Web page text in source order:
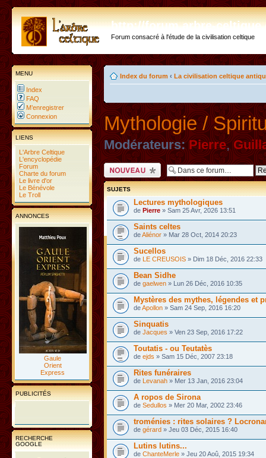
http://forum.arbre-
Forum consacré à l'étude de la civilisation celtique
MENU
Index
FAQ
M’enregistrer
Connexion
LIENS
L'Arbre Celtique
L'encyclopédie
Forum
Charte du forum
Le livre d'or
Le Bénévole
Le Troll
ANNONCES
Gaule
Orient
Express
PUBLICITÉS
RECHERCHE
GOOGLE
Index du forum ‹ La civilisation celtique
Mythologie /
Modérateurs: Pierre,
Ecrire un nouveau
sujet
SUJETS
Lectures mythologiques
de Pierre » Sam 25 Avr, 2026 13:51
Saints celtes
deAliénor » Mar 28 Oct, 2014 20:23
Sucellos
de LE CREUSOIS » Dim 18 Déc, 2016 22:33
Bean Sidhe
de gaelwen » Lun 26 Déc, 2016 10:35
Mystères des mythes, légendes et
deApollon » Sam 24 Sep, 2016 16:20
Sinquatis
de Jacques » Ven 23 Sep, 2016 17:22
Toutatis - ou Teutatès
de ejds » Sam 15 Déc, 2007 23:18
Rites funéraires
de Levanah » Mer 13 Jan, 2016 23:04
A ropos de Sirona
de Sedullos » Mer 20 Mar, 2002 23:46
troménies : rites solaires ?
de gérard » Jeu 03 Déc, 2015 16:40
Lutins lutins...
de ChanteMerle » Jeu 20 Aoû, 2015 19:34